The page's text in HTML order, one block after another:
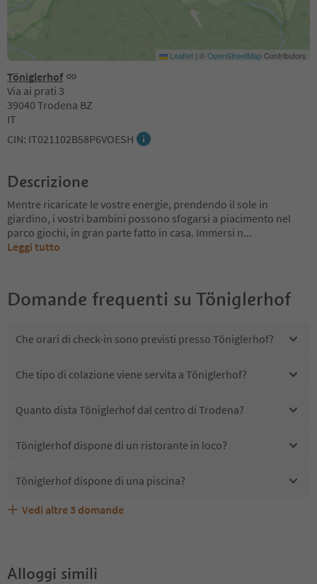
Töniglerhof
Via ai prati 3
39040 Trodena BZ
IT
CIN: IT021102B58P6VOESH
Leaflet | ©OpenStreetMapContributors
Descrizione
Mentre ricaricate le vostre energie, prendendo il sole in
giardino, i vostri bambini possono sfogarsi a piacimento nel
parco giochi, in gran parte fatto in casa. Immersi n...
Leggi tutto
Domande frequenti su Töniglerhof
Che orari di check-in sono previsti presso Töniglerhof?
Che tipo di colazione viene servita a Töniglerhof?
Quanto dista Töniglerhof dal centro di Trodena?
Töniglerhof dispone di un ristorante in loco?
Töniglerhof dispone di una piscina?
Töniglerhof accetta animali domestici?
Quali servizi/attività sono disponibili presso
Gli ospiti di Töniglerhof ricevono l'Alto Adige Guest Pass?
Vedi altre 3 domande
Alloggi simili